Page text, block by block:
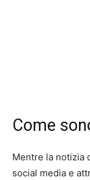
Come
Mentre la notizia
social media e